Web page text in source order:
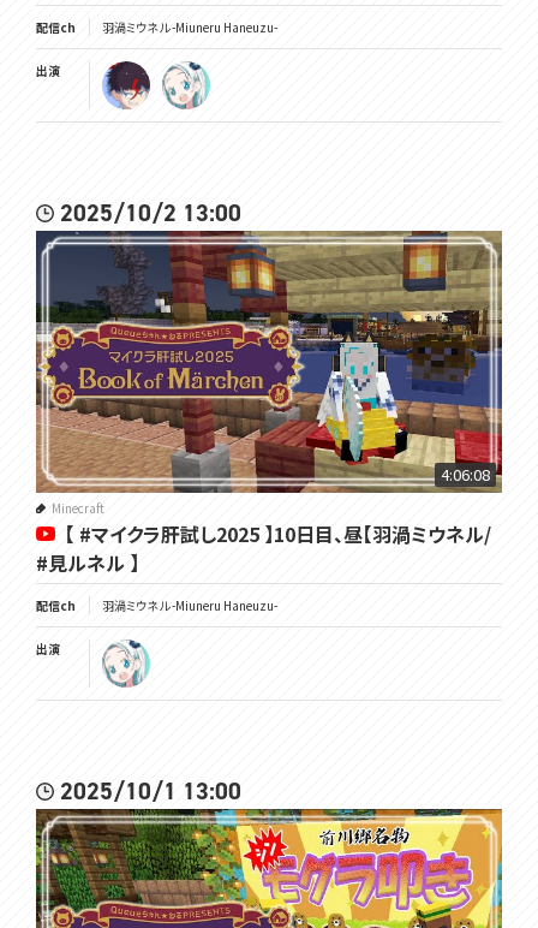
配信ch 羽渦ミウネル -Miuneru Haneuzu-
出演
2025/10/2 13:00
4:06:08
Minecraft
【 #マイクラ肝試し2025 】10日目、昼【羽渦ミウネル/
#見ルネル 】
配信ch 羽渦ミウネル -Miuneru Haneuzu-
出演
2025/10/1 13:00